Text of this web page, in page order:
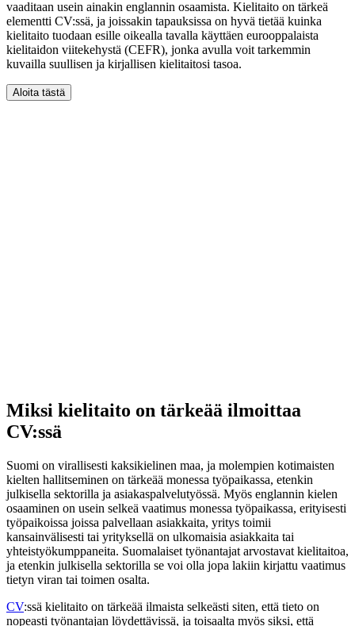
vaaditaan usein ainakin englannin osaamista. Kielitaito on tärkeä
elementti CV:ssä, ja joissakin tapauksissa on hyvä tietää kuinka
kielitaito tuodaan esille oikealla tavalla käyttäen eurooppalaista
kielitaidon viitekehystä (CEFR), jonka avulla voit tarkemmin
kuvailla suullisen ja kirjallisen kielitaitosi tasoa.
Aloita tästä
Miksi kielitaito on tärkeää ilmoittaa
CV:ssä
Suomi on virallisesti kaksikielinen maa, ja molempien kotimaisten
kielten hallitseminen on tärkeää monessa työpaikassa, etenkin
julkisella sektorilla ja asiakaspalvelutyössä. Myös englannin kielen
osaaminen on usein selkeä vaatimus monessa työpaikassa, erityisesti
työpaikoissa joissa palvellaan asiakkaita, yritys toimii
kansainvälisesti tai yrityksellä on ulkomaisia asiakkaita tai
yhteistyökumppaneita. Suomalaiset työnantajat arvostavat kielitaitoa,
ja etenkin julkisella sektorilla se voi olla jopa lakiin kirjattu vaatimus
tietyn viran tai toimen osalta.
CV:ssä kielitaito on tärkeää ilmaista selkeästi siten, että tieto on
nopeasti työnantajan löydettävissä, ja toisaalta myös siksi, että